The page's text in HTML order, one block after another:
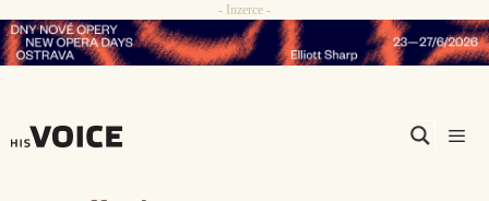
Přeskočit
na
- Inzerce -